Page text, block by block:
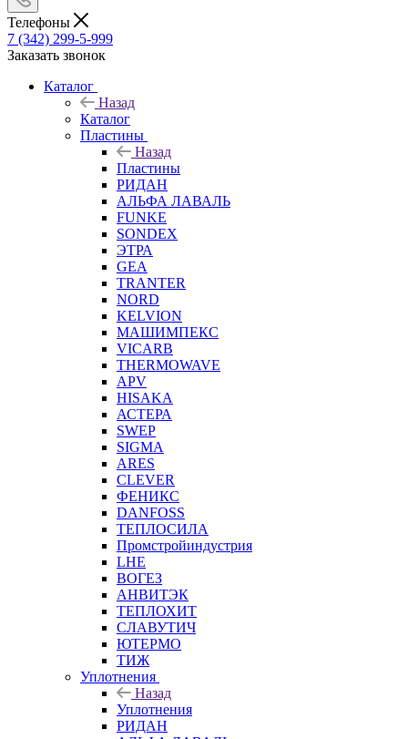
Телефоны
7 (342) 299-5-999
Заказать звонок
Каталог
Назад
Каталог
Пластины
Назад
Пластины
РИДАН
АЛЬФА ЛАВАЛЬ
FUNKE
SONDEX
ЭТРА
GEA
TRANTER
NORD
KELVION
МАШИМПЕКС
VICARB
THERMOWAVE
APV
HISAKA
АСТЕРА
SWEP
SIGMA
ARES
CLEVER
ФЕНИКС
DANFOSS
ТЕПЛОСИЛА
Промстройиндустрия
LHE
ВОГЕЗ
АНВИТЭК
ТЕПЛОХИТ
СЛАВУТИЧ
ЮТЕРМО
ТИЖ
Уплотнения
Назад
Уплотнения
РИДАН